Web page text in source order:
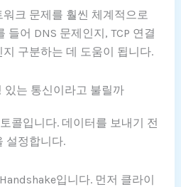
크 문제를 훨씬 체계적으로
들어 DNS 문제인지, TCP 연결
구분하는 데 도움이 됩니다.
있는 통신이라고 불릴까
콜입니다. 데이터를 보내기 전
설정합니다.
입니다. 먼저 클라이